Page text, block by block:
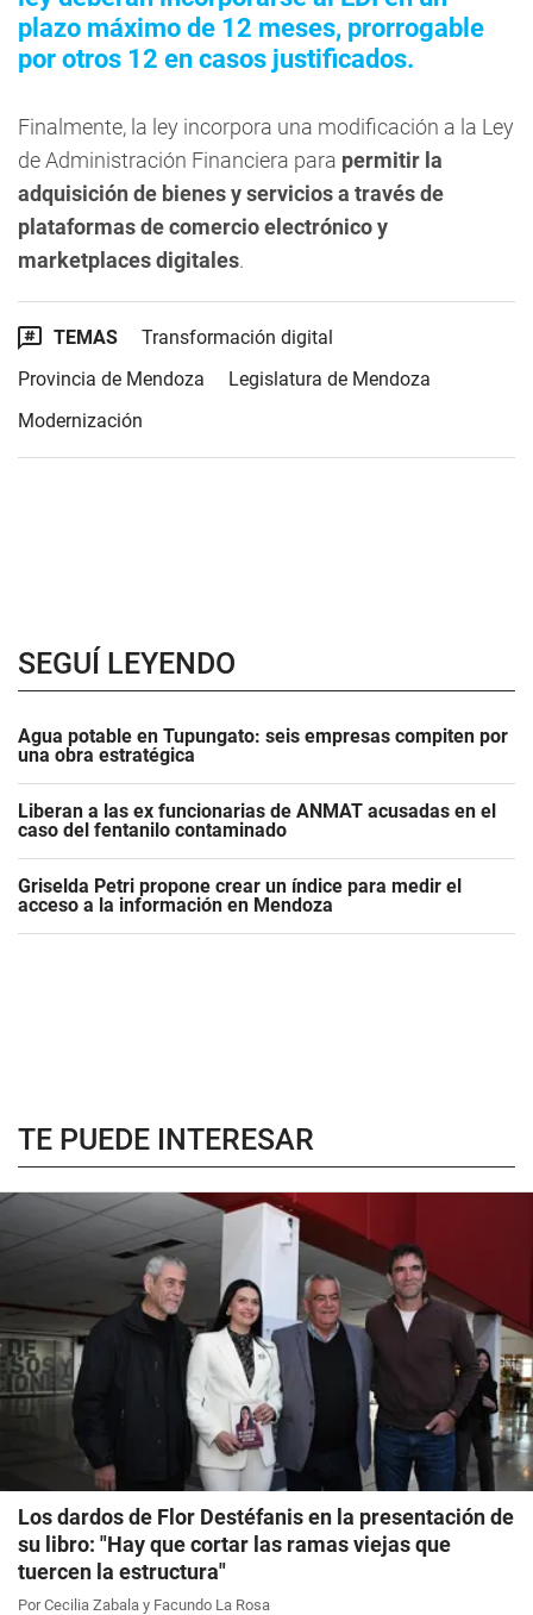
plazo máximo de 12 meses, prorrogable
por otros 12 en casos justificados.
Finalmente, la ley incorpora una modificación a la Ley
de Administración Financiera para permitir la
adquisición de bienes y servicios a través de
plataformas de comercio electrónico y
marketplaces digitales.
TEMAS
Transformación digital
Provincia de Mendoza
Legislatura de Mendoza
Modernización
SEGUÍ LEYENDO
Agua potable en Tupungato: seis empresas compiten por
una obra estratégica
Liberan a las ex funcionarias de ANMAT acusadas en el
caso del fentanilo contaminado
Griselda Petri propone crear un índice para medir el
acceso a la información en Mendoza
TE PUEDE INTERESAR
Los dardos de Flor Destéfanis en la presentación de
su libro: "Hay que cortar las ramas viejas que
tuercen la estructura"
Por Cecilia Zabala y Facundo La Rosa